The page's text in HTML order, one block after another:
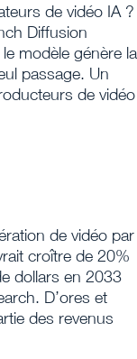
de vidéo IA ?
Diffusion
modèle génère la
passage. Un
de vidéo
de vidéo par
croître de 20%
dollars en 2033
D’ores et
des revenus